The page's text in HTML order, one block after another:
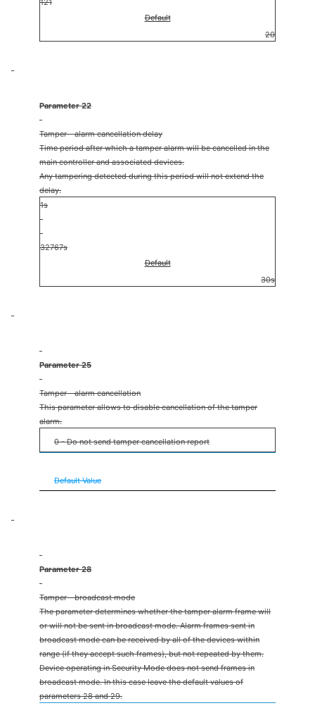
121
Default
20
Parameter 22
Tamper - alarm cancellation delay
Time period after which a tamper alarm will be cancelled in the
main controller and associated devices.
Any tampering detected during this period will not extend the
delay.
1s
32767s
Default
30s
Parameter 25
Tamper - alarm cancellation
This parameter allows to disable cancellation of the tamper
alarm.
0 - Do not send tamper cancellation report
Default Value
Parameter 28
Tamper - broadcast mode
The parameter determines whether the tamper alarm frame will
or will not be sent in broadcast mode. Alarm frames sent in
broadcast mode can be received by all of the devices within
range (if they accept such frames), but not repeated by them.
Device operating in Security Mode does not send frames in
broadcast mode. In this case leave the default values of
parameters 28 and 29.